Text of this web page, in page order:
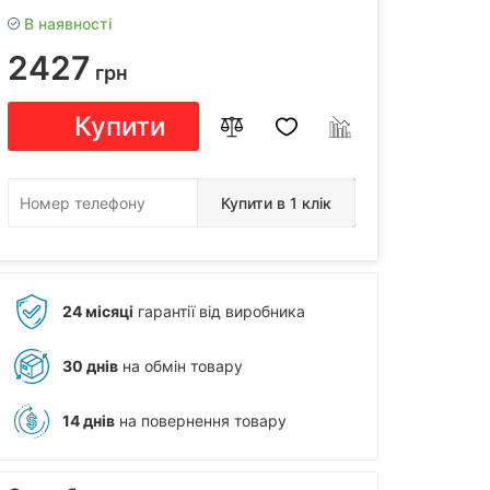
В наявності
2427 грн
Купити
Купити в 1 клік
24 місяці гарантії від виробника
30 днів на обмін товару
14 днів на повернення товару